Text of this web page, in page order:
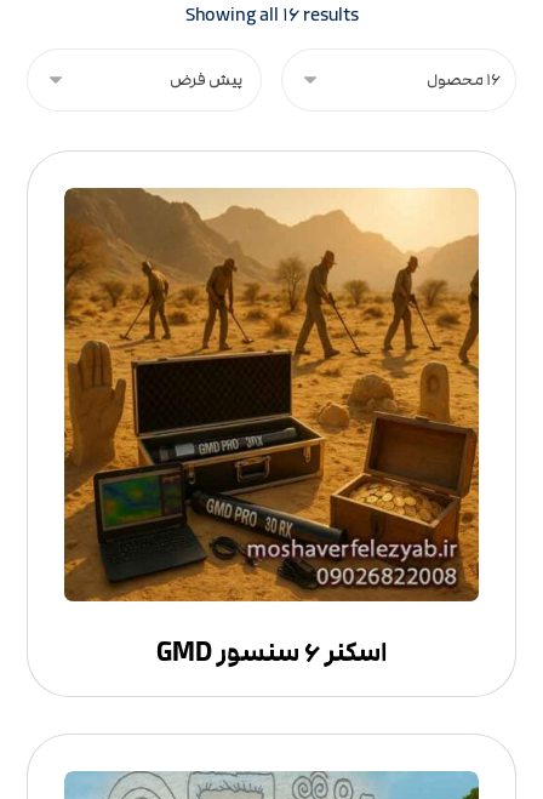
Showing all ۱۶ results
اسکنر ۶ سنسور GMD